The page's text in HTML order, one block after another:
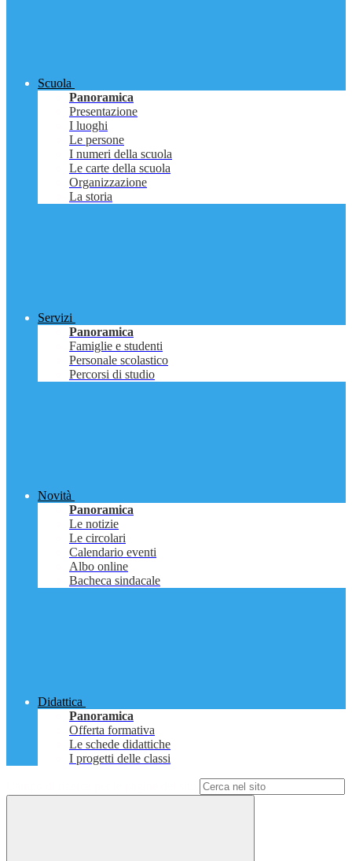
Scuola
Panoramica
Presentazione
I luoghi
Le persone
I numeri della scuola
Le carte della scuola
Organizzazione
La storia
Servizi
Panoramica
Famiglie e studenti
Personale scolastico
Percorsi di studio
Novità
Panoramica
Le notizie
Le circolari
Calendario eventi
Albo online
Bacheca sindacale
Didattica
Panoramica
Offerta formativa
Le schede didattiche
I progetti delle classi